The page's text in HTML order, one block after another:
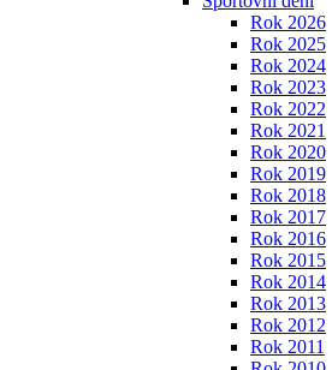
Rok 2026
Rok 2025
Rok 2024
Rok 2023
Rok 2022
Rok 2021
Rok 2020
Rok 2019
Rok 2018
Rok 2017
Rok 2016
Rok 2015
Rok 2014
Rok 2013
Rok 2012
Rok 2011